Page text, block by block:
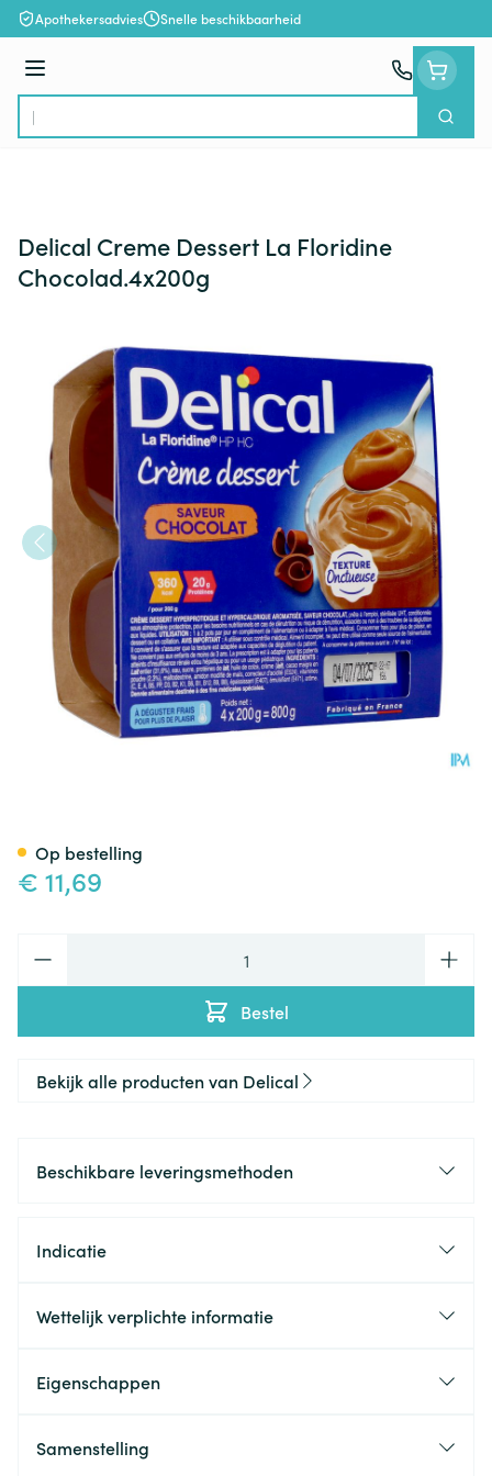
Ga naar de inhoud
Apothekersadvies Snelle beschikbaarheid
Menu
Product, merk, categorie...
Zoek
Delical Creme Dessert La Floridine
Chocolad.4x200g
€ 11,69
Bestel
Op bestelling
Bekijk alle producten van Delical
Beschikbare leveringsmethoden
Indicatie
Wettelijk verplichte informatie
Eigenschappen
Samenstelling